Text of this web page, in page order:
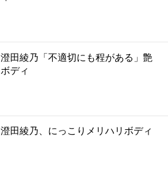
澄田綾乃「不適切にも程がある」艶
ボディ
澄田綾乃、にっこりメリハリボディ